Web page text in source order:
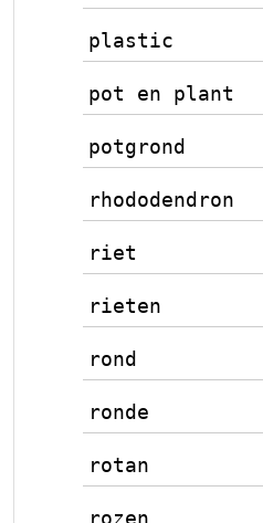
plastic
pot en plant
potgrond
rhododendron
riet
rieten
rond
ronde
rotan
rozen